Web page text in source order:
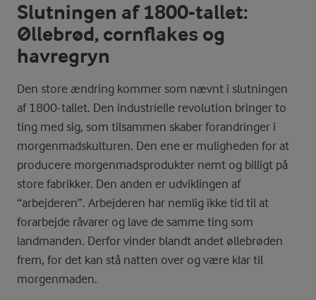
Slutningen af 1800-tallet:
Øllebrød, cornflakes og
havregryn
Den store ændring kommer som nævnt i slutningen
af 1800-tallet. Den industrielle revolution bringer to
ting med sig, som tilsammen skaber forandringer i
morgenmadskulturen. Den ene er muligheden for at
producere morgenmadsprodukter nemt og billigt på
store fabrikker. Den anden er udviklingen af
“arbejderen”. Arbejderen har nemlig ikke tid til at
forarbejde råvarer og lave de samme ting som
landmanden. Derfor vinder blandt andet øllebrøden
frem, for det kan stå natten over og være klar til
morgenmaden.